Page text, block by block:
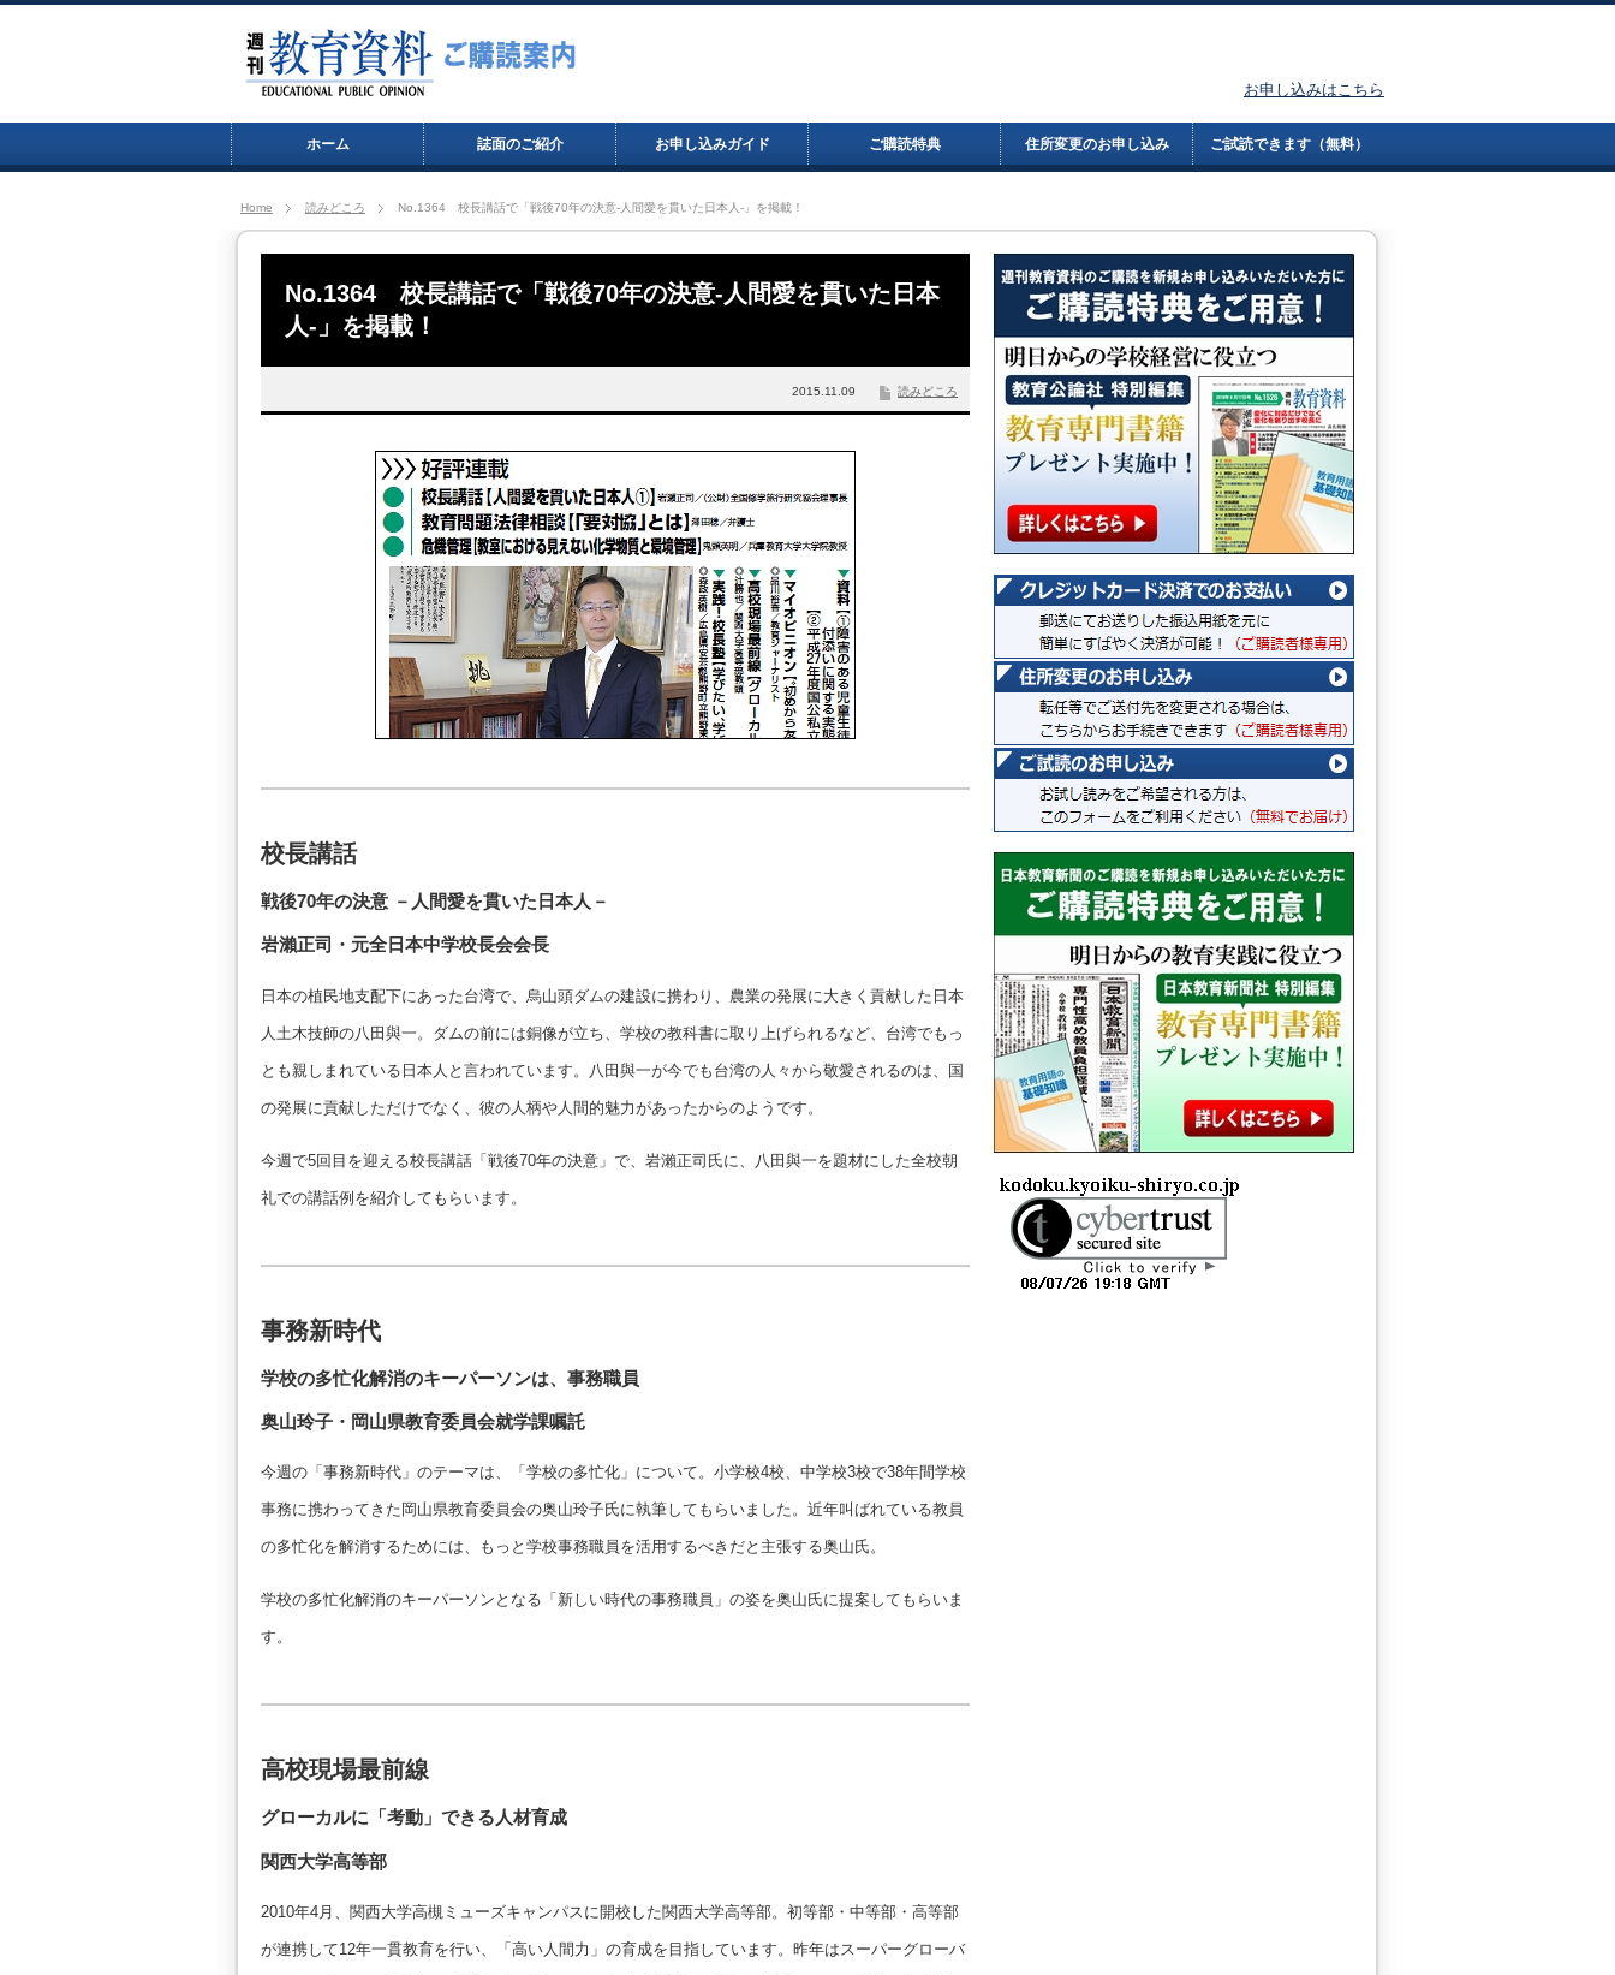
ホーム 誌面のご紹介 お申し込みガイド ご購読特典 住所変更のお申し込み ご試読できます（無料）
お申し込みはこちら
Home 読みどころ No.1364 校長講話で「戦後70年の決意-人間愛を貫いた日本人-」を掲載！
No.1364 校長講話で「戦後70年の決意-人間愛を貫いた日本
人-」を掲載！
読みどころ
2015.11.09
校長講話
戦後70年の決意 －人間愛を貫いた日本人－
岩瀨正司・元全日本中学校長会会長
日本の植民地支配下にあった台湾で、烏山頭ダムの建設に携わり、農業の発展に大きく貢献した日本
人土木技師の八田與一。ダムの前には銅像が立ち、学校の教科書に取り上げられるなど、台湾でもっ
とも親しまれている日本人と言われています。八田與一が今でも台湾の人々から敬愛されるのは、国
の発展に貢献しただけでなく、彼の人柄や人間的魅力があったからのようです。
今週で5回目を迎える校長講話「戦後70年の決意」で、岩瀨正司氏に、八田與一を題材にした全校朝
礼での講話例を紹介してもらいます。
事務新時代
学校の多忙化解消のキーパーソンは、事務職員
奥山玲子・岡山県教育委員会就学課嘱託
今週の「事務新時代」のテーマは、「学校の多忙化」について。小学校4校、中学校3校で38年間学校
事務に携わってきた岡山県教育委員会の奥山玲子氏に執筆してもらいました。近年叫ばれている教員
の多忙化を解消するためには、もっと学校事務職員を活用するべきだと主張する奥山氏。
学校の多忙化解消のキーパーソンとなる「新しい時代の事務職員」の姿を奥山氏に提案してもらいま
す。
高校現場最前線
グローカルに「考動」できる人材育成
関西大学高等部
2010年4月、関西大学高槻ミューズキャンパスに開校した関西大学高等部。初等部・中等部・高等部
が連携して12年一貫教育を行い、「高い人間力」の育成を目指しています。昨年はスーパーグローバ